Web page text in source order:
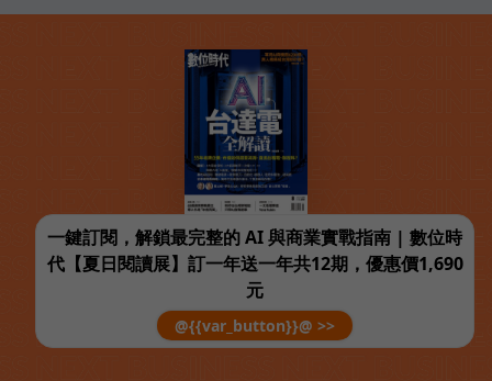
一鍵訂閱，解鎖最完整的 AI 與商業實戰指南 | 數位時
代【夏日閱讀展】訂一年送一年共12期，優惠價1,690
元
@{{var_button}}@ >>